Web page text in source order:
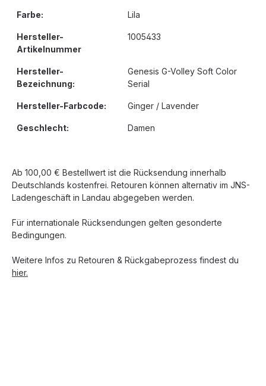
Farbe: Lila
Hersteller-
Artikelnummer
1005433
Hersteller-
Bezeichnung:
Genesis G-Volley Soft Color
Serial
Hersteller-Farbcode: Ginger / Lavender
Geschlecht: Damen
Ab 100,00 € Bestellwert ist die Rücksendung innerhalb
Deutschlands kostenfrei. Retouren können alternativ im JNS-
Ladengeschäft in Landau abgegeben werden.
Für internationale Rücksendungen gelten gesonderte
Bedingungen.
Weitere Infos zu Retouren & Rückgabeprozess findest du
hier.